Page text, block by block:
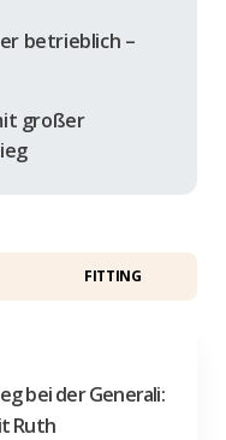
betrieblich –
großer
FITTING
bei der Generali:
Ruth